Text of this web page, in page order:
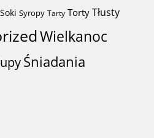
Soki Syropy Tarty Torty Tłusty
Wielkanoc
Śniadania